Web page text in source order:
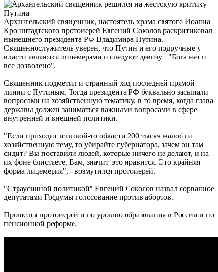
Архангельский священник, настоятель храма святого Иоанна
Кронштадтского протоиерей Евгений Соколов раскритиковал
нынешнего президента РФ Владимира Путина.
Священнослужитель уверен, что Путин и его подручные у
власти являются лицемерами и следуют девизу - "Бога нет и
все дозволено".
Священник подметил и странный ход последней прямой
линии с Путиным. Тогда президента РФ буквально засыпали
вопросами на хозяйственную тематику, в то время, когда глава
державы должен заниматься важными вопросами в сфере
внутренней и внешней политики.
"Если приходит из какой-то области 200 тысяч жалоб на
хозяйственную тему, то убирайте губернатора, зачем он там
сидит? Вы поставили людей, которые ничего не делают, и на
их фоне блистаете. Вам, значит, это нравится. Это крайняя
форма лицемерия", - возмутился протоиерей.
"Страусинной политикой" Евгений Соколов назвал сорванное
депутатами Госдумы голосование против абортов.
Прошелся протоиерей и по уровню образования в России и по
пенсионной реформе.